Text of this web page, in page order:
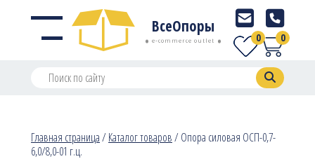
ВсеОпоры
e-commerce outlet 0
0
Главная страница/Каталог товаров/Опора силовая ОСП-0,7-
6,0/8,0-01 г.ц.